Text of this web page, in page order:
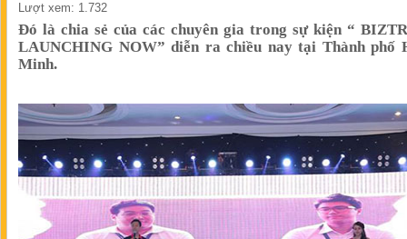
Lượt xem: 1.732
Đó là chia sẻ của các chuyên gia trong sự kiện “
LAUNCHING NOW” diễn ra chiều nay tại Thành phố
Minh.